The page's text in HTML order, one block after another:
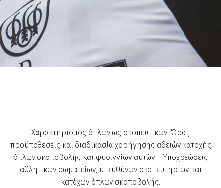
Χαρακτηρισμός όπλων ως σκοπευτικών. Όροι,
προϋποθέσεις και διαδικασία χορήγησης αδειών κατοχής
όπλων σκοποβολής και φυσιγγίων αυτών – Υποχρεώσεις
αθλητικών σωματείων, υπευθύνων σκοπευτηρίων και
κατόχων όπλων σκοποβολής.